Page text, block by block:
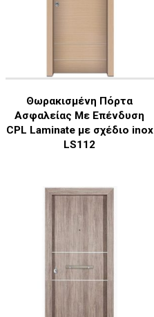
Θωρακισμένη Πόρτα
Ασφαλείας Με Επένδυση
CPL Laminate με σχέδιο inox
LS112